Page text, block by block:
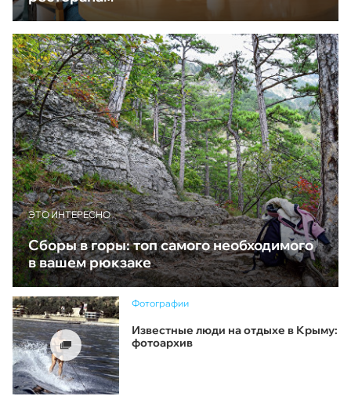
ЭТО ИНТЕРЕСНО
Сборы в горы: топ самого необходимого
в вашем рюкзаке
Фотографии
Известные люди на отдыхе в Крыму:
фотоархив